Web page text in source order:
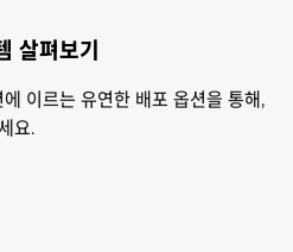
살펴보기
이르는 유연한 배포 옵션을 통해,
요.